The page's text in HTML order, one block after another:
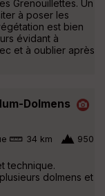
Grenouillettes. Un
à poser les
est bien
évidant à
et à oublier après
Dolmens
34 km
950
technique.
dolmens et